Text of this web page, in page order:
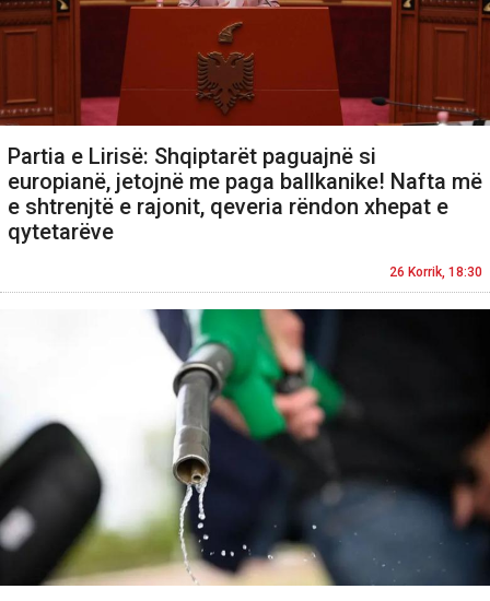
Partia e Lirisë: Shqiptarët paguajnë si
europianë, jetojnë me paga ballkanike! Nafta më
e shtrenjtë e rajonit, qeveria rëndon xhepat e
qytetarëve
26 Korrik, 18:30